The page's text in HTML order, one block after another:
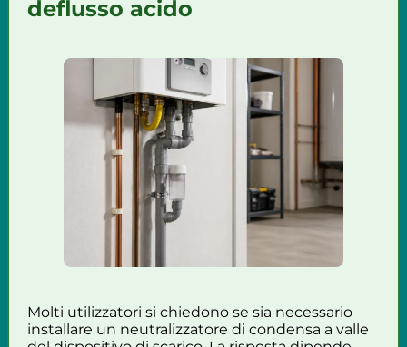
deflusso acido
Molti utilizzatori si chiedono se sia necessario
installare un neutralizzatore di condensa a valle